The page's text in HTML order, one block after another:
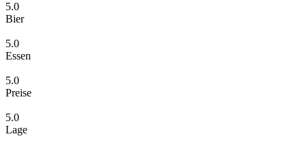
5.0
Bier
5.0
Essen
5.0
Preise
5.0
Lage